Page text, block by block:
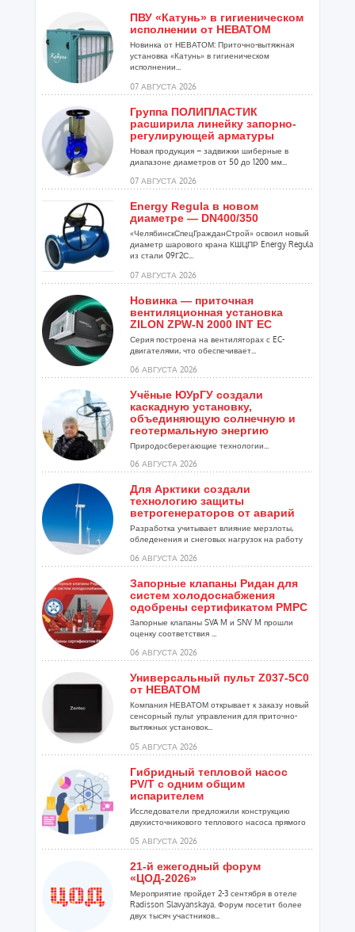
ПВУ «Катунь» в гигиеническом
исполнении от НЕВАТОМ
Новинка от НЕВАТОМ: Приточно-вытяжная
установка «Катунь» в гигиеническом
исполнении...
07 АВГУСТА 2026
Группа ПОЛИПЛАСТИК
расширила линейку запорно-
регулирующей арматуры
Новая продукция – задвижки шиберные в
диапазоне диаметров от 50 до 1200 мм...
07 АВГУСТА 2026
Energy Regula в новом
диаметре — DN400/350
«ЧелябинскСпецГражданСтрой» освоил новый
диаметр шарового крана КШЦПР Energy Regula
из стали 09Г2С...
07 АВГУСТА 2026
Новинка — приточная
вентиляционная установка
ZILON ZPW-N 2000 INT EC
Серия построена на вентиляторах с EC-
двигателями, что обеспечивает...
06 АВГУСТА 2026
Учёные ЮУрГУ создали
каскадную установку,
объединяющую солнечную и
геотермальную энергию
Природосберегающие технологии...
06 АВГУСТА 2026
Для Арктики создали
технологию защиты
ветрогенераторов от аварий
Разработка учитывает влияние мерзлоты,
обледенения и снеговых нагрузок на работу
06 АВГУСТА 2026
Запорные клапаны Ридан для
систем холодоснабжения
одобрены сертификатом РМРС
Запорные клапаны SVA M и SNV M прошли
оценку соответствия ...
06 АВГУСТА 2026
Универсальный пульт Z037-5C0
от НЕВАТОМ
Компания НЕВАТОМ открывает к заказу новый
сенсорный пульт управления для приточно-
вытяжных установок...
05 АВГУСТА 2026
Гибридный тепловой насос
PV/T с одним общим
испарителем
Исследователи предложили конструкцию
двухисточникового теплового насоса прямого
05 АВГУСТА 2026
21-й ежегодный форум
«ЦОД-2026»
Мероприятие пройдет 2-3 сентября в отеле
Radisson Slavyanskaya. Форум посетит более
двух тысяч участников...